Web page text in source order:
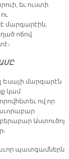
եւ ուստի
մարգարէին,
ոճով
Եսայի մարգարէն
կամ
ով որ
Աստուծոյ
պատգամներն